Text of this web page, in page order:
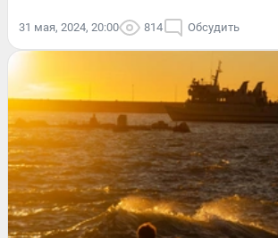
31 мая, 2024, 20:00 814 Обсудить